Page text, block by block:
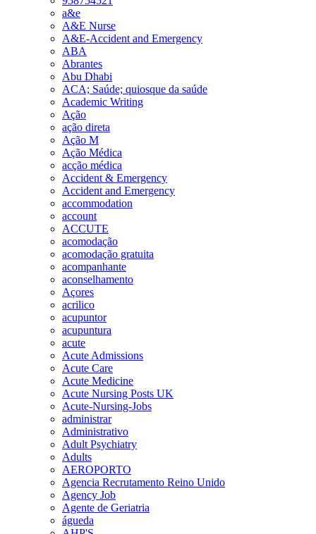
a&e
A&E Nurse
A&E-Accident and Emergency
ABA
Abrantes
Abu Dhabi
ACA; Saúde; quiosque da saúde
Academic Writing
Ação
ação direta
Ação M
Ação Médica
acção médica
Accident & Emergency
Accident and Emergency
accommodation
account
ACCUTE
acomodação
acomodação gratuita
acompanhante
aconselhamento
Açores
acrilico
acupuntor
acupuntura
acute
Acute Admissions
Acute Care
Acute Medicine
Acute Nursing Posts UK
Acute-Nursing-Jobs
administrar
Administrativo
Adult Psychiatry
Adults
AEROPORTO
Agencia Recrutamento Reino Unido
Agency Job
Agente de Geriatria
águeda